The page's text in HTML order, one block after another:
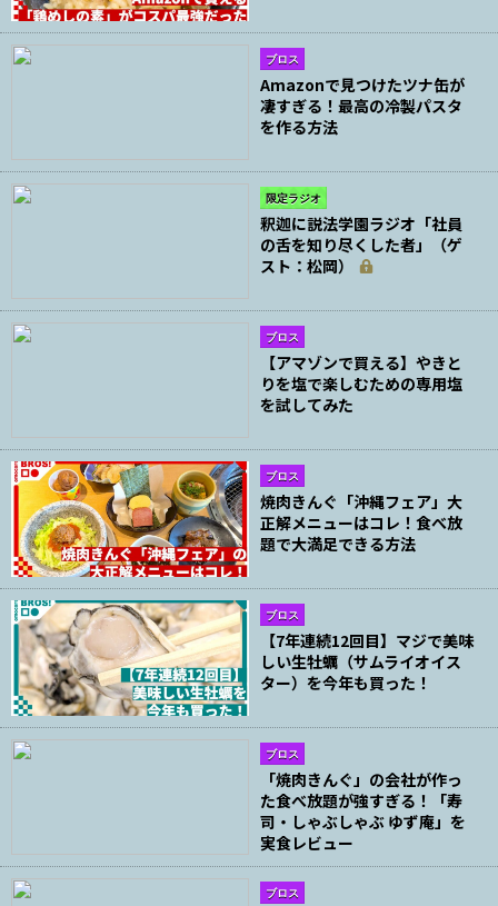
ブロス
Amazonで見つけたツナ缶が
凄すぎる！最高の冷製パスタ
を作る方法
限定ラジオ
釈迦に説法学園ラジオ「社員
の舌を知り尽くした者」（ゲ
スト：松岡）
ブロス
【アマゾンで買える】やきと
りを塩で楽しむための専用塩
を試してみた
ブロス
焼肉きんぐ「沖縄フェア」大
正解メニューはコレ！食べ放
題で大満足できる方法
ブロス
【7年連続12回目】マジで美味
しい生牡蠣（サムライオイス
ター）を今年も買った！
ブロス
「焼肉きんぐ」の会社が作っ
た食べ放題が強すぎる！「寿
司・しゃぶしゃぶ ゆず庵」を
実食レビュー
ブロス